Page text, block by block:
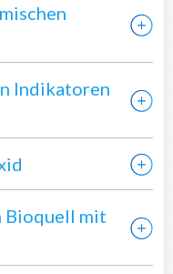
Indikatoren
Bioquell mit